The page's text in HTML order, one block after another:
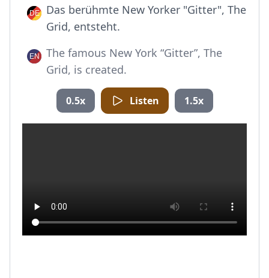
Das berühmte New Yorker "Gitter", The
Grid, entsteht.
The famous New York “Gitter”, The
Grid, is created.
0.5x Listen 1.5x